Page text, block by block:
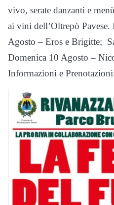
vivo, serate danzanti e
ai vini dell’Oltrepò
Agosto – Eros e Brigitte;
Domenica 10 Agosto –
Informazioni e